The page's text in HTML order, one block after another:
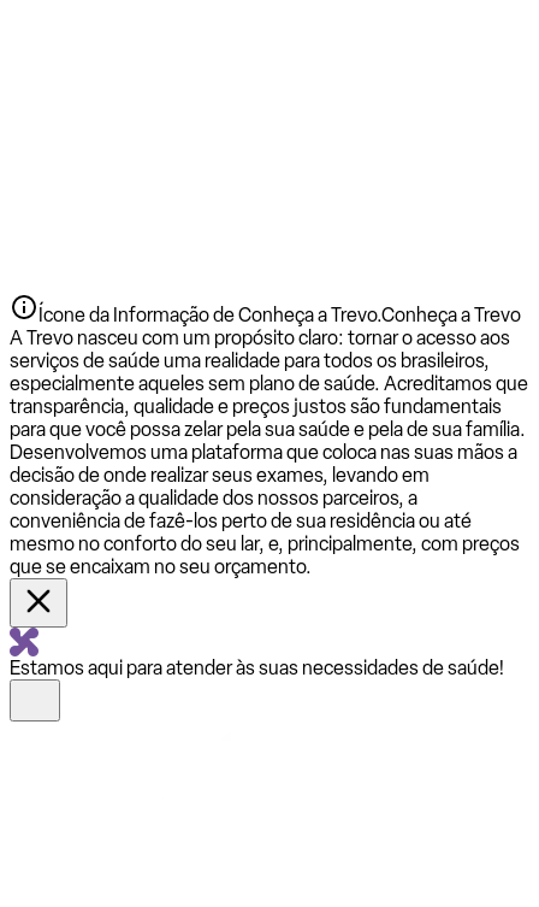
Ícone da Informação de Conheça a Trevo.Conheça a Trevo
A Trevo nasceu com um propósito claro: tornar o acesso aos
serviços de saúde uma realidade para todos os brasileiros,
especialmente aqueles sem plano de saúde. Acreditamos que
transparência, qualidade e preços justos são fundamentais
para que você possa zelar pela sua saúde e pela de sua família.
Desenvolvemos uma plataforma que coloca nas suas mãos a
decisão de onde realizar seus exames, levando em
consideração a qualidade dos nossos parceiros, a
conveniência de fazê-los perto de sua residência ou até
mesmo no conforto do seu lar, e, principalmente, com preços
que se encaixam no seu orçamento.
Estamos aqui para atender às suas necessidades de saúde!